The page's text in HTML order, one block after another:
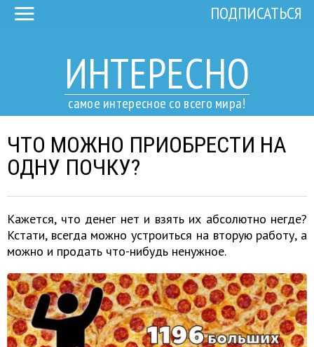
ИНТЕРЕСНО
самое интересное со всего мира!
ПОДПИСАТЬСЯ
ЧТО МОЖНО ПРИОБРЕСТИ НА
ОДНУ ПОЧКУ?
Кажется, что денег нет и взять их абсолютно негде?
Кстати, всегда можно устроиться на вторую работу, а
можно и продать что-нибудь ненужное.